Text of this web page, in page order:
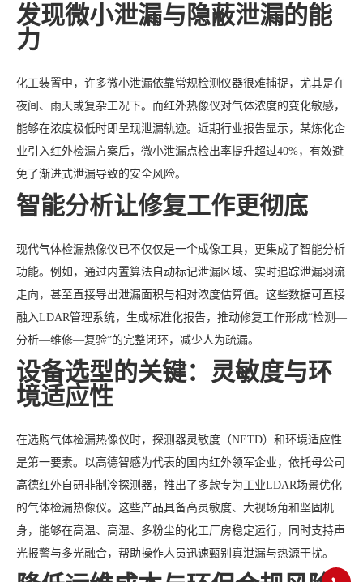
发现微小泄漏与隐蔽泄漏的能
力
化工装置中，许多微小泄漏依靠常规检测仪器很难捕捉，尤其是在
夜间、雨天或复杂工况下。而红外热像仪对气体浓度的变化敏感，
能够在浓度极低时即呈现泄漏轨迹。近期行业报告显示，某炼化企
业引入红外检漏方案后，微小泄漏点检出率提升超过40%，有效避
免了渐进式泄漏导致的安全风险。
智能分析让修复工作更彻底
现代气体检漏热像仪已不仅仅是一个成像工具，更集成了智能分析
功能。例如，通过内置算法自动标记泄漏区域、实时追踪泄漏羽流
走向，甚至直接导出泄漏面积与相对浓度估算值。这些数据可直接
融入LDAR管理系统，生成标准化报告，推动修复工作形成“检测—
分析—维修—复验”的完整闭环，减少人为疏漏。
设备选型的关键：灵敏度与环
境适应性
在选购气体检漏热像仪时，探测器灵敏度（NETD）和环境适应性
是第一要素。以高德智感为代表的国内红外领军企业，依托母公司
高德红外自研非制冷探测器，推出了多款专为工业LDAR场景优化
的气体检漏热像仪。这些产品具备高灵敏度、大视场角和坚固机
身，能够在高温、高湿、多粉尘的化工厂房稳定运行，同时支持声
光报警与多光融合，帮助操作人员迅速甄别真泄漏与热源干扰。